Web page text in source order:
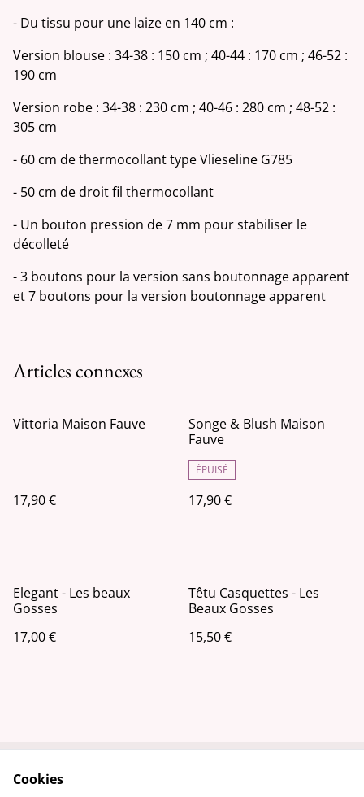
- Du tissu pour une laize en 140 cm :
Version blouse : 34-38 : 150 cm ; 40-44 : 170 cm ; 46-52 :
190 cm
Version robe : 34-38 : 230 cm ; 40-46 : 280 cm ; 48-52 :
305 cm
- 60 cm de thermocollant type Vlieseline G785
- 50 cm de droit fil thermocollant
- Un bouton pression de 7 mm pour stabiliser le
décolleté
- 3 boutons pour la version sans boutonnage apparent
et 7 boutons pour la version boutonnage apparent
Articles connexes
Vittoria Maison Fauve
17,90 €
Songe & Blush Maison
Fauve
ÉPUISÉ
17,90 €
Elegant - Les beaux
Gosses
17,00 €
Têtu Casquettes - Les
Beaux Gosses
15,50 €
Cookies